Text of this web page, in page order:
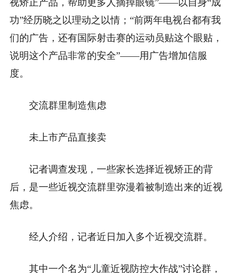
功”经历晓之以理动之以情；“前两年电视台都有我
们的广告，还有国际射击赛的运动员贴这个眼贴，
说明这个产品非常的安全”——用广告增加信服
度。
交流群里制造焦虑
未上市产品直接卖
记者调查发现，一些家长选择近视矫正的背
后，是一些近视交流群里弥漫着被制造出来的近视
焦虑。
经人介绍，记者近日加入多个近视交流群。
其中一个名为“儿童近视防控大作战”讨论群，